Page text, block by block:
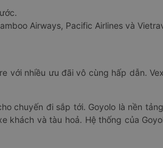
Airways, Pacific Airlines và
nhiều ưu đãi vô cùng hấp dẫn.
chuyến đi sắp tới. Goyolo là nền
khách và tàu hoả. Hệ thống của